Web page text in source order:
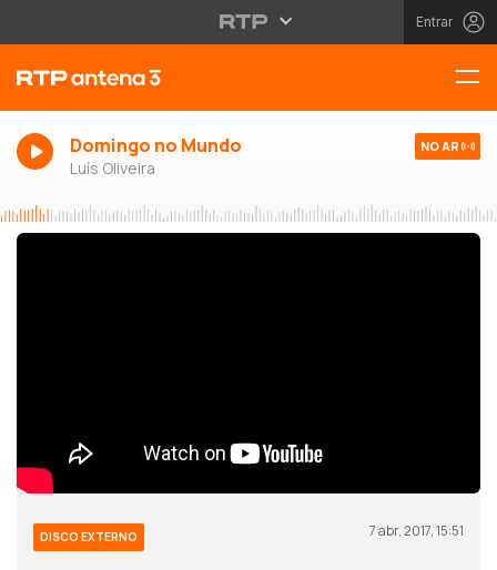
Entrar
Domingo no Mundo
Luís Oliveira
NO AR
DISCO EXTERNO 7 abr, 2017, 15:51